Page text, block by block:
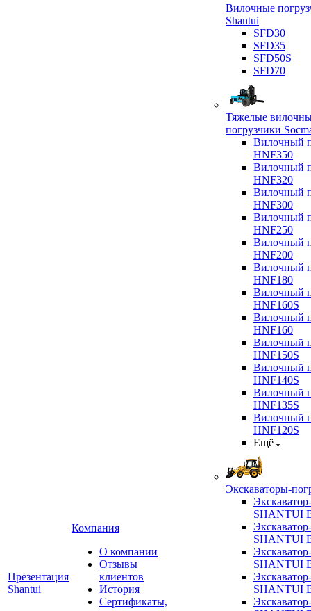
Презентация
Shantui
Компания
О компании
Отзывы
клиентов
История
Сертификаты,
Вилочные
Shantui
SFD30
SFD35
SFD50S
SFD70
Тяжелые
погрузчики
Вилочный
HNF350
Вилочный
HNF320
Вилочный
HNF300
Вилочный
HNF250
Вилочный
HNF200
Вилочный
HNF180
Вилочный
HNF160S
Вилочный
HNF160
Вилочный
HNF150S
Вилочный
HNF140S
Вилочный
HNF135S
Вилочный
HNF120S
Ещё
Экскаваторы-
SHANTUI
SHANTUI
SHANTUI
SHANTUI